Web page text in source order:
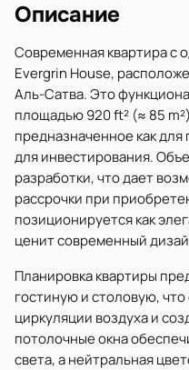
Описание
Современная квартира с
Evergrin House,
Аль-Сатва. Это
площадью 920 ft² (≈ 85
предназначенное как
для инвестирования.
разработки, что дает
рассрочки при
позиционируется как
ценит современный
Планировка квартиры
гостиную и столовую,
циркуляции воздуха и
потолочные окна
света, а нейтральная